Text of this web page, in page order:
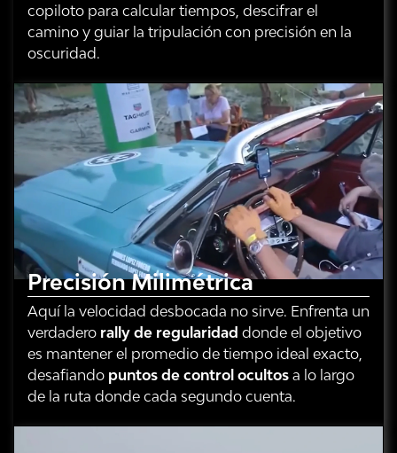
copiloto para calcular tiempos, descifrar el
camino y guiar la tripulación con precisión en la
oscuridad.
Precisión Milimétrica
Aquí la velocidad desbocada no sirve. Enfrenta un
verdadero rally de regularidad donde el objetivo
es mantener el promedio de tiempo ideal exacto,
desafiando puntos de control ocultos a lo largo
de la ruta donde cada segundo cuenta.